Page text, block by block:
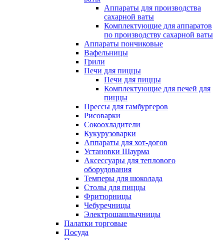
Аппараты для производства
сахарной ваты
Комплектующие для аппаратов
по производству сахарной ваты
Аппараты пончиковые
Вафельницы
Грили
Печи для пиццы
Печи для пиццы
Комплектующие для печей для
пиццы
Прессы для гамбургеров
Рисоварки
Сокоохладители
Кукурузоварки
Аппараты для хот-догов
Установки Шаурма
Аксессуары для теплового
оборудования
Темперы для шоколада
Столы для пиццы
Фритюрницы
Чебуречницы
Электрошашлычницы
Палатки торговые
Посуда